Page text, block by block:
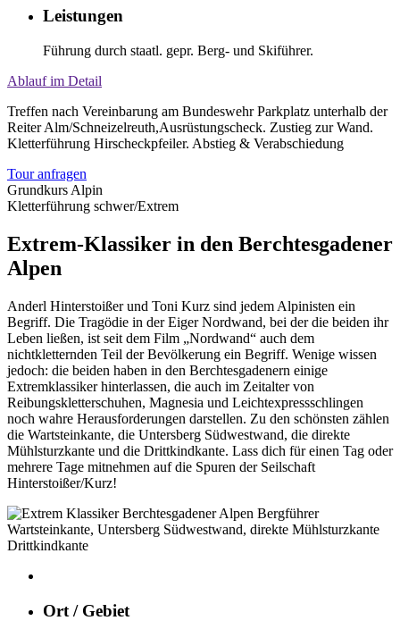
Leistungen
Führung durch staatl. gepr. Berg- und Skiführer.
Ablauf im Detail
Treffen nach Vereinbarung am Bundeswehr Parkplatz unterhalb der
Reiter Alm/Schneizelreuth,Ausrüstungscheck. Zustieg zur Wand.
Kletterführung Hirscheckpfeiler. Abstieg & Verabschiedung
Tour anfragen
Grundkurs Alpin
Kletterführung schwer/Extrem
Extrem-Klassiker in den Berchtesgadener
Alpen
Anderl Hinterstoißer und Toni Kurz sind jedem Alpinisten ein
Begriff. Die Tragödie in der Eiger Nordwand, bei der die beiden ihr
Leben ließen, ist seit dem Film „Nordwand“ auch dem
nichtkletternden Teil der Bevölkerung ein Begriff. Wenige wissen
jedoch: die beiden haben in den Berchtesgadenern einige
Extremklassiker hinterlassen, die auch im Zeitalter von
Reibungskletterschuhen, Magnesia und Leichtexpressschlingen
noch wahre Herausforderungen darstellen. Zu den schönsten zählen
die Wartsteinkante, die Untersberg Südwestwand, die direkte
Mühlsturzkante und die Drittkindkante. Lass dich für einen Tag oder
mehrere Tage mitnehmen auf die Spuren der Seilschaft
Hinterstoißer/Kurz!
Ort / Gebiet